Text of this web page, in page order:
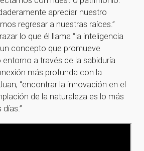
por suscribirte a
newsletter!
a nuestra newsletter!
Ir a la home
apreciar nuestro
regresar a nuestras raíces.”
lo que él llama “la inteligencia
un concepto que promueve
a través de la sabiduría
más profunda con la
“encontrar la innovación en el
de la naturaleza es lo más